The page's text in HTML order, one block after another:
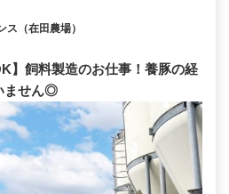
（在田農場）
】飼料製造のお仕事！養豚の経
ません◎